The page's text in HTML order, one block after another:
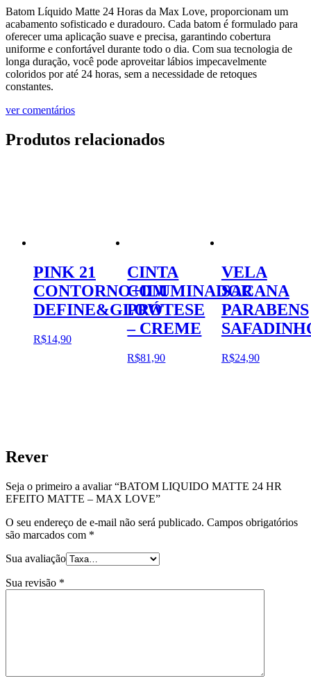
MATTE
-
MAX
LOVE
quantidade
Batom Líquido Matte 24 Horas da Max Love, proporcionam um
acabamento sofisticado e duradouro. Cada batom é formulado para
oferecer uma aplicação suave e precisa, garantindo cobertura
uniforme e confortável durante todo o dia. Com sua tecnologia de
longa duração, você pode aproveitar lábios impecavelmente
coloridos por até 24 horas, sem a necessidade de retoques
constantes.
ver comentários
Produtos relacionados
PINK 21
CONTORNO+ILUMINADOR
DEFINE&GLOW
R$14,90
CINTA
COM
PRÓTESE
– CREME
R$81,90
VELA
SACANA
PARABENS
R$24,90
Rever
Seja o primeiro a avaliar “BATOM LIQUIDO MATTE 24 HR
EFEITO MATTE – MAX LOVE”
O seu endereço de e-mail não será publicado. Campos obrigatórios
são marcados com *
Sua avaliação
Sua revisão *